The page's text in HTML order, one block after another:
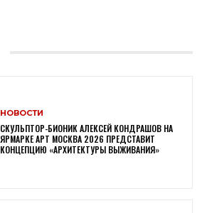
НОВОСТИ
СКУЛЬПТОР-БИОНИК АЛЕКСЕЙ КОНДРАШОВ НА
ЯРМАРКЕ АРТ МОСКВА 2026 ПРЕДСТАВИТ
КОНЦЕПЦИЮ «АРХИТЕКТУРЫ ВЫЖИВАНИЯ»